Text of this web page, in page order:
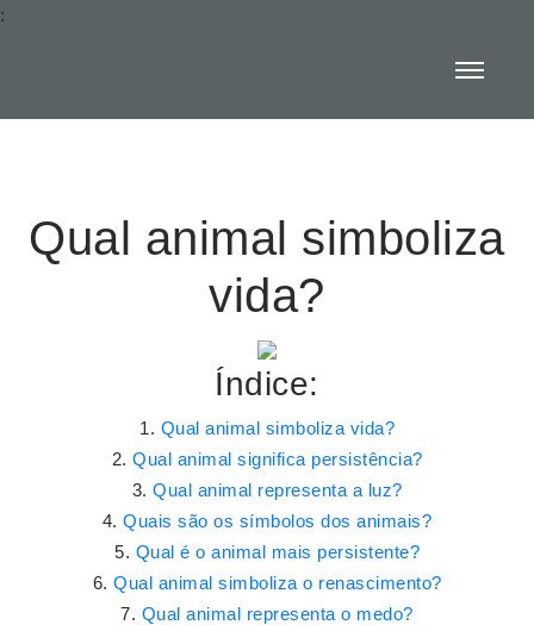
:
Qual animal simboliza
vida?
Índice:
Qual animal simboliza vida?
Qual animal significa persistência?
Qual animal representa a luz?
Quais são os símbolos dos animais?
Qual é o animal mais persistente?
Qual animal simboliza o renascimento?
Qual animal representa o medo?